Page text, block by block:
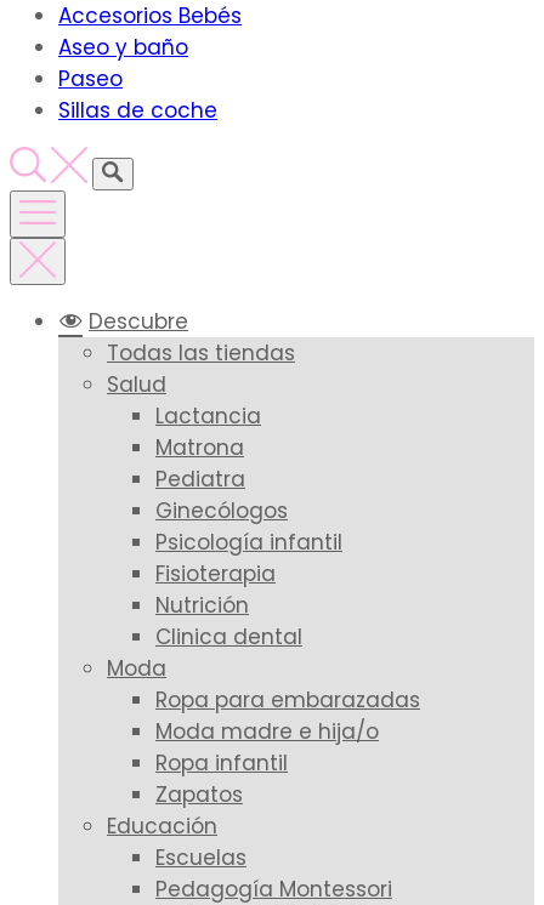
Accesorios Bebés
Aseo y baño
Paseo
Sillas de coche
Descubre
Todas las tiendas
Salud
Lactancia
Matrona
Pediatra
Ginecólogos
Psicología infantil
Fisioterapia
Nutrición
Clinica dental
Moda
Ropa para embarazadas
Moda madre e hija/o
Ropa infantil
Zapatos
Educación
Escuelas
Pedagogía Montessori